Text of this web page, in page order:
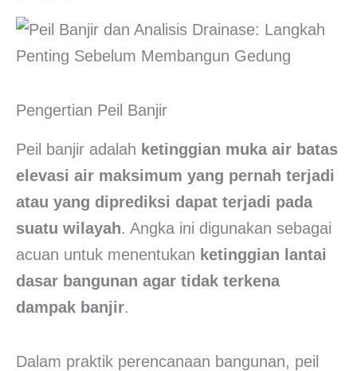
Pengertian Peil Banjir
Peil banjir adalah ketinggian muka air batas
elevasi air maksimum yang pernah terjadi
atau yang diprediksi dapat terjadi pada
suatu wilayah. Angka ini digunakan sebagai
acuan untuk menentukan ketinggian lantai
dasar bangunan agar tidak terkena
dampak banjir.
Dalam praktik perencanaan bangunan, peil